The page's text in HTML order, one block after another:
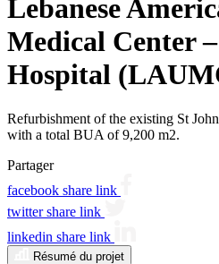
Lebanese
Medical Center
Hospital
Refurbishment of the existing St
with a total BUA of 9,200 m2.
Partager
facebook share link
twitter share link
linkedin share link
Résumé du projet